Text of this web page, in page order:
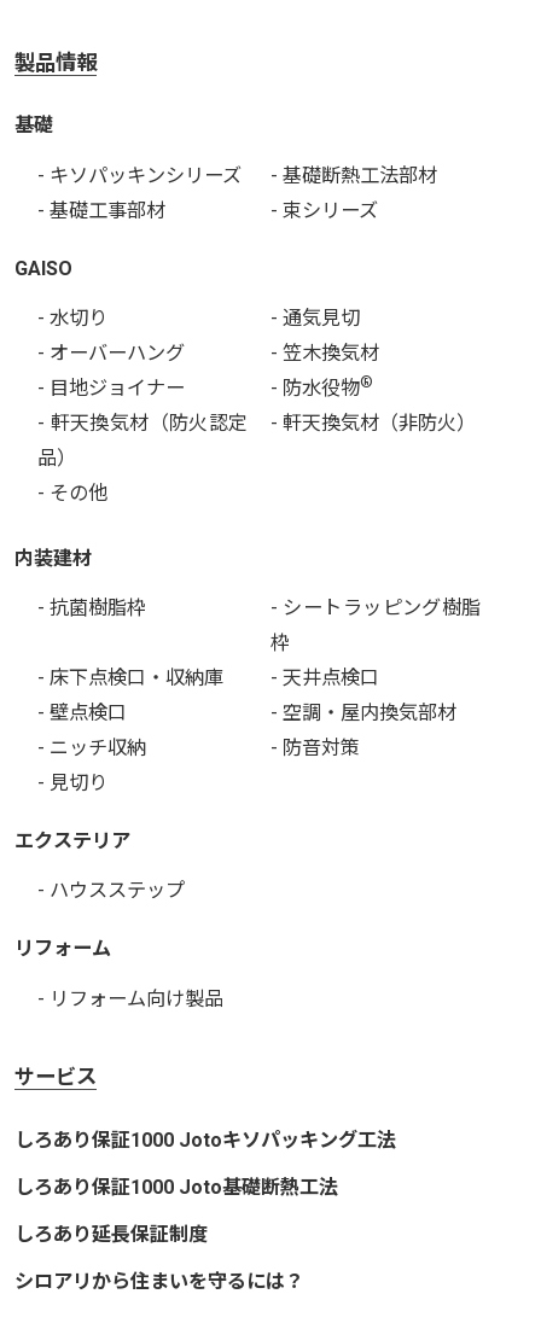
製品情報
基礎
- キソパッキンシリーズ
- 基礎断熱工法部材
- 基礎工事部材
- 束シリーズ
GAISO
- 水切り
- 通気見切
- オーバーハング
- 笠木換気材
- 目地ジョイナー
- 防水役物®
- 軒天換気材（防火認定
品）
- 軒天換気材（非防火）
- その他
内装建材
- 抗菌樹脂枠
- シートラッピング樹脂
枠
- 床下点検口・収納庫
- 天井点検口
- 壁点検口
- 空調・屋内換気部材
- ニッチ収納
- 防音対策
- 見切り
エクステリア
- ハウスステップ
リフォーム
- リフォーム向け製品
サービス
しろあり保証1000 Jotoキソパッキング工法
しろあり保証1000 Joto基礎断熱工法
しろあり延長保証制度
シロアリから住まいを守るには？